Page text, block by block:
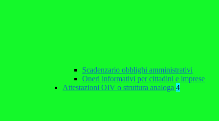
Scadenzario obblighi amministrativi
Oneri informativi per cittadini e imprese
Attestazioni OIV o struttura analoga 4